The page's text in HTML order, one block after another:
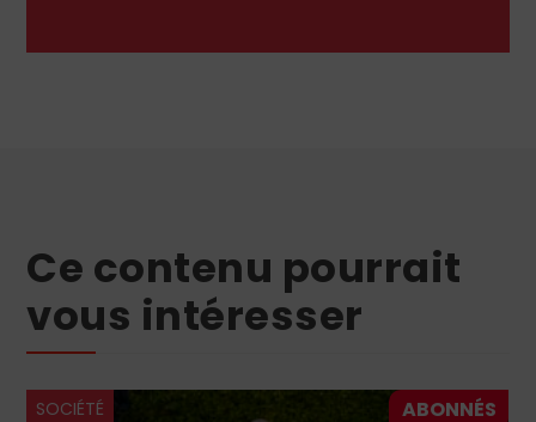
Ce contenu pourrait
vous intéresser
SOCIÉTÉ